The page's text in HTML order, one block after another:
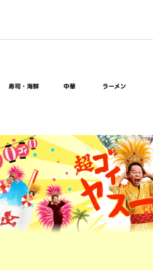
寿司・海鮮 中華 ラーメン